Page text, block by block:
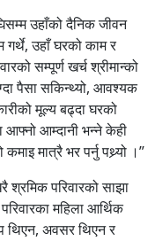
उहाँको दैनिक जीवन
गर्थे, उहाँ घरको काम र
सम्पूर्ण खर्च श्रीमान्को
पैसा सकिन्थ्यो, आवश्यक
मूल्य बढ्दा घरको
आफ्नो आम्दानी भन्ने केही
मात्रै भर पर्नु पथ्र्यो ।”
श्रमिक परिवारको साझा
महिला आर्थिक
थिएन, अवसर थिएन र